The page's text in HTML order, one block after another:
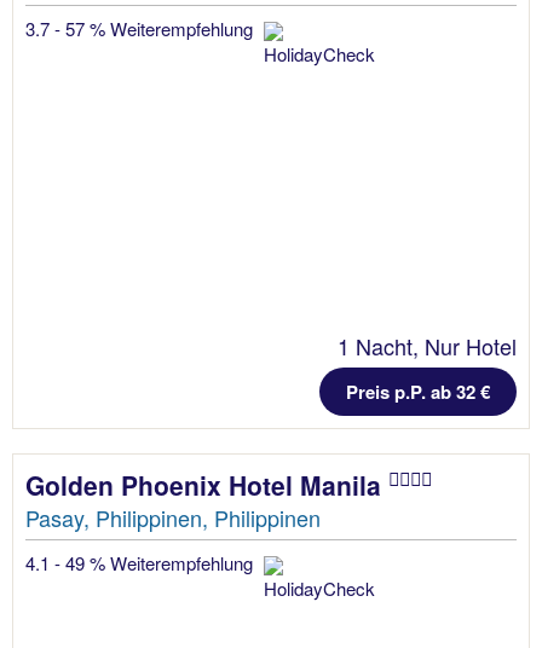
3.7 - 57 % Weiterempfehlung
1 Nacht, Nur Hotel
Preis p.P. ab 32 €
Golden Phoenix Hotel Manila
Pasay, Philippinen, Philippinen
4.1 - 49 % Weiterempfehlung